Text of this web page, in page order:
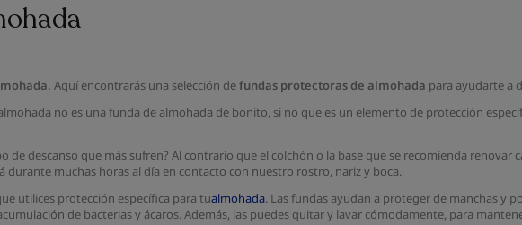
Aquí encontrarás una selección defundas protectoras de almohada para ayudarte a
no es una funda de almohada de bonito, si no que es un elemento de protección
de descanso que más sufren? Al contrario que el colchón o la base que se recomienda renovar
durante muchas horas al día en contacto con nuestro rostro, nariz y boca.
utilices protección específica para tualmohada. Las fundas ayudan a proteger de manchas y
de bacterias y ácaros. Además, las puedes quitar y lavar cómodamente, para